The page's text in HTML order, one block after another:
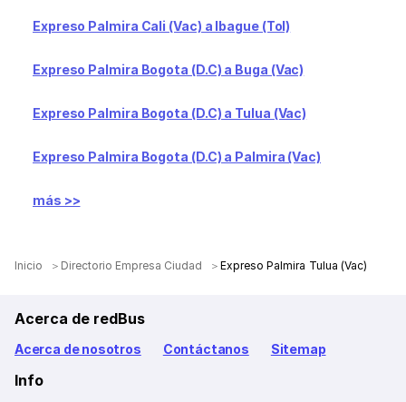
Expreso Palmira Cali (Vac) a Ibague (Tol)
Expreso Palmira Bogota (D.C) a Buga (Vac)
Expreso Palmira Bogota (D.C) a Tulua (Vac)
Expreso Palmira Bogota (D.C) a Palmira (Vac)
más >>
Inicio Directorio Empresa Ciudad Expreso Palmira Tulua (Vac)
Acerca de redBus
Acerca de nosotros Contáctanos Sitemap
Info